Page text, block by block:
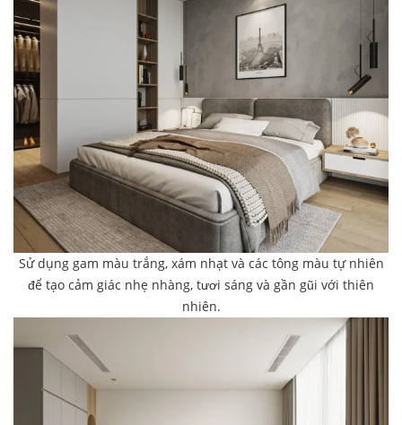
Sử dụng gam màu trắng, xám nhạt và các tông màu tự nhiên
để tạo cảm giác nhẹ nhàng, tươi sáng và gần gũi với thiên
nhiên.